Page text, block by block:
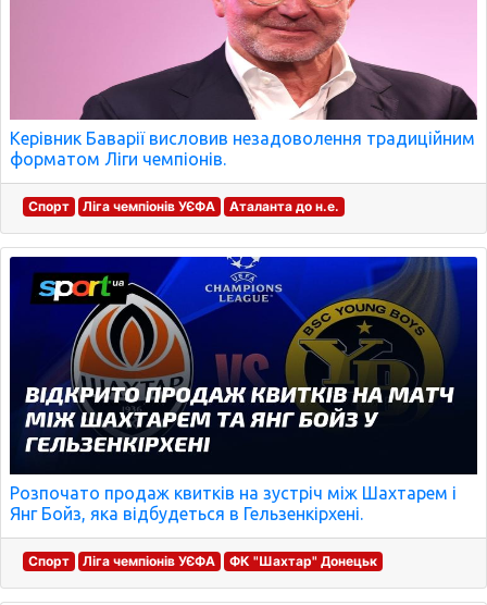
Керівник Баварії висловив незадоволення традиційним
форматом Ліги чемпіонів.
Спорт Ліга чемпіонів УЄФА Аталанта до н.е.
Розпочато продаж квитків на зустріч між Шахтарем і
Янг Бойз, яка відбудеться в Гельзенкірхені.
Спорт Ліга чемпіонів УЄФА ФК "Шахтар" Донецьк